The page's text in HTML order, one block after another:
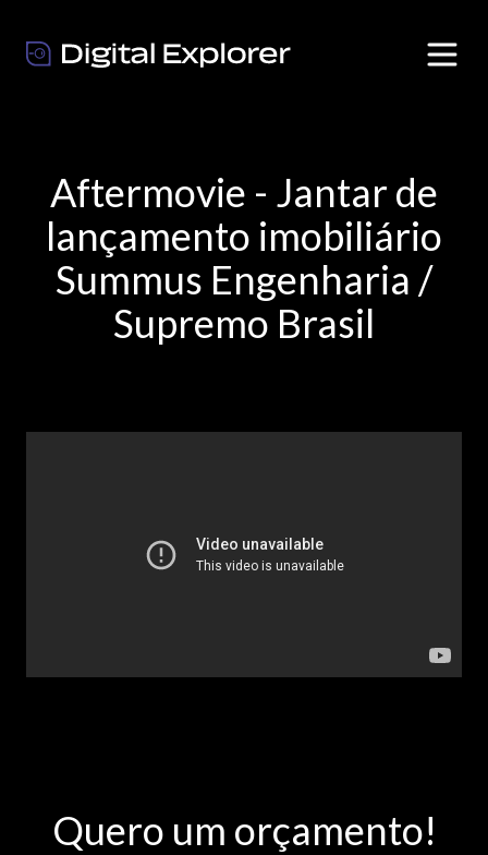
Aftermovie - Jantar de
lançamento imobiliário
Summus Engenharia /
Supremo Brasil
Quero um orçamento!